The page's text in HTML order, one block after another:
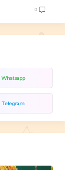
0
Whatsapp
Telegram